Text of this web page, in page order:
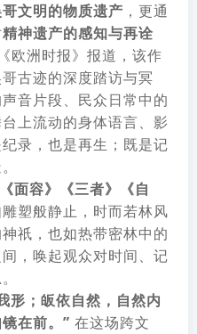
文明的物质遗产 ，更通
精神遗产的感知与再诠
《欧洲时报》 报道，该作
古迹的深度踏访与冥
音片段、民众日常中的
上流动的身体语言、影
录，也是再生；既是记
《面容》《三者》《自
塑般静止，时而若林风
祇，也如热带密林中的
，唤起观众对时间、记
形；皈依自然，自然内
在前。” 在这场跨文